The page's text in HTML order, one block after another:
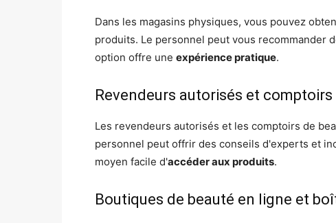
Dans les magasins physiques, vous pouvez
produits. Le personnel peut vous recommander
option offre une expérience pratique.
Revendeurs autorisés et comptoirs
Les revendeurs autorisés et les comptoirs de
personnel peut offrir des conseils d'experts et
moyen facile d'accéder aux produits.
Boutiques de beauté en ligne et